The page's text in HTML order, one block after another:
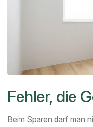
Fehler, die
Beim Sparen darf man